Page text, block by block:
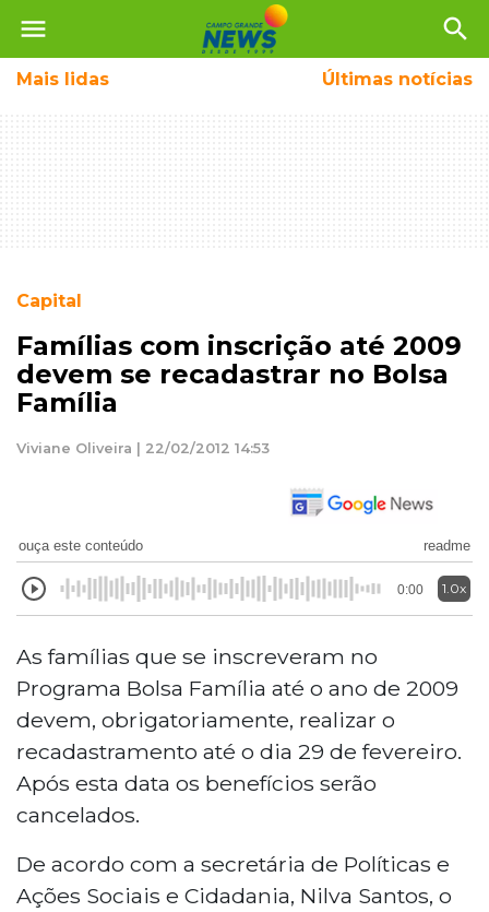
menu search
Mais lidas Últimas notícias
Capital
Famílias com inscrição até 2009
devem se recadastrar no Bolsa
Família
Viviane Oliveira | 22/02/2012 14:53
ouça este conteúdo readme
0:00 1.0x
As famílias que se inscreveram no
Programa Bolsa Família até o ano de 2009
devem, obrigatoriamente, realizar o
recadastramento até o dia 29 de fevereiro.
Após esta data os benefícios serão
cancelados.
De acordo com a secretária de Políticas e
Ações Sociais e Cidadania, Nilva Santos, o